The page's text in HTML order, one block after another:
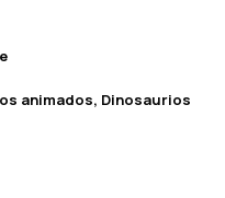
animados, Dinosaurios